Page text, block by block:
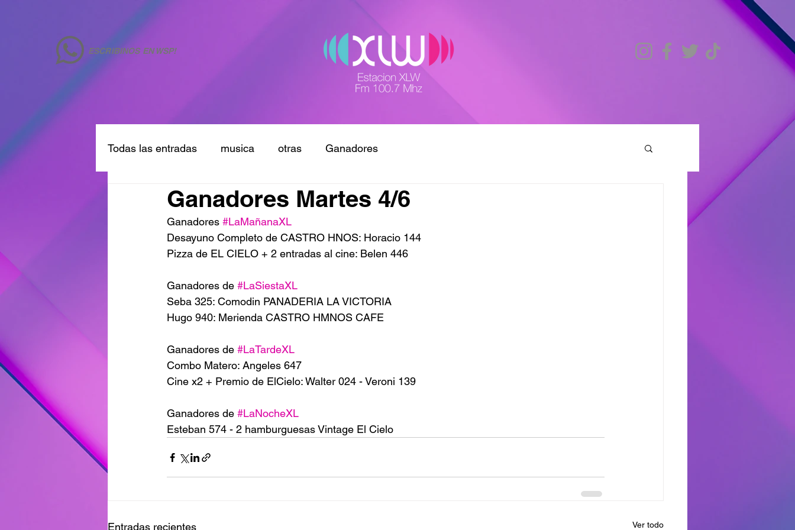
ESCRIBINOS EN WSP!
Todas las entradas musica otras Ganadores
Ganadores Martes 4/6
Ganadores #LaMañanaXL
Desayuno Completo de CASTRO HNOS: Horacio 144
Pizza de EL CIELO + 2 entradas al cine: Belen 446
Ganadores de #LaSiestaXL
Seba 325: Comodin PANADERIA LA VICTORIA
Hugo 940: Merienda CASTRO HMNOS CAFE
Ganadores de #LaTardeXL
Combo Matero: Angeles 647
Cine x2 + Premio de ElCielo: Walter 024 - Veroni 139
Ganadores de #LaNocheXL
Esteban 574 - 2 hamburguesas Vintage El Cielo
Entradas recientes Ver todo